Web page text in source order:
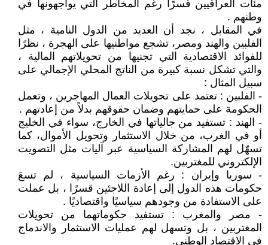
مئات العراقيين قسرًا رغم المخاطر التي يواجهونها في
وطنهم .
في المقابل ، نجد أن العديد من الدول النامية ، مثل
الفلبين والهند ومصر، تشجع مواطنيها على الهجرة ، نظرًا
للفوائد الاقتصادية التي تجنيها من تحويلاتهم المالية ،
والتي تشكل نسبة كبيرة من الناتج المحلي الإجمالي على
سبيل المثال :
- الفلبين : تعتمد على تحويلات العمال المهاجرين ، وتعمل
الحكومة على حمايتهم وضمان حقوقهم بدلاً من إعادتهم .
- الهند : تستفيد من جالياتها في الخارج، سواء في الخليج
أو في الغرب، من خلال الاستثمار وتحويل الأموال، كما
تسهّل لهم المشاركة السياسية عبر آليات مثل التصويت
الإلكتروني للمغتربين.
- سوريا وإيران : رغم الأزمات السياسية ، لم تسعَ
حكومات هذه الدول إلى إعادة اللاجئين قسرًا ، بل عملت
على الاستفادة من وجودهم سياسيًا واقتصاديًا .
- مصر والمغرب : تستفيد حكوماتهما من تحويلات
المغتربين ، بل وتسهل لهم عمليات الاستثمار والاندماج
في الاقتصاد الوطني.